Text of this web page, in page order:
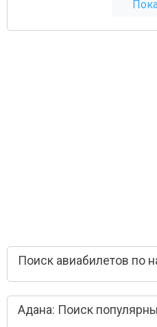
Поиск авиабилетов по
Адана: Поиск